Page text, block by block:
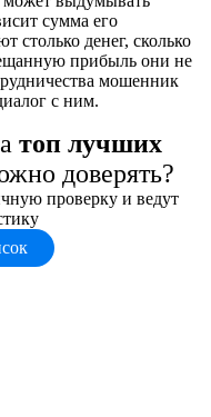
сумма его
столько денег, сколько
прибыль они не
мошенник
с ним.
топ лучших
доверять?
проверку и ведут